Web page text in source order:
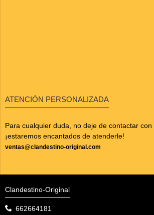
ATENCIÓN PERSONALIZADA
Para cualquier duda, no deje de contactar con
¡estaremos encantados de atenderle!
ventas@clandestino-original.com
Clandestino-Original
662664181